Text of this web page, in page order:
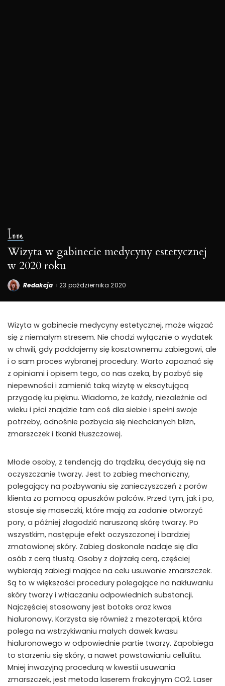
Inne
Wizyta w gabinecie medycyny estetycznej
w 2020 roku
Posted
Redakcja 23 października 2020
Wizyta w gabinecie medycyny estetycznej, może wiązać
się z niemałym stresem. Nie chodzi wyłącznie o wydatek
w chwili, gdy poddajemy się kosztownemu zabiegowi, ale
i o sam proces wybranej procedury. Warto zapoznać się
z opiniami i opisem tego, co nas czeka, by pozbyć się
niepewności i zamienić taką wizytę w ekscytującą
przygodę ku pięknu. Wiadomo, że każdy, niezależnie od
wieku i płci znajdzie tam coś dla siebie i spełni swoje
potrzeby, odnośnie pozbycia się niechcianych blizn,
zmarszczek i tkanki tłuszczowej.
Młode osoby, z tendencją do trądziku, decydują się na
oczyszczanie twarzy. Jest to zabieg mechaniczny,
polegający na pozbywaniu się zanieczyszczeń z porów
klienta za pomocą opuszków palców. Przed tym, jak i po,
stosuje się maseczki, które mają za zadanie otworzyć
pory, a później złagodzić naruszoną skórę twarzy. Po
wszystkim, następuje efekt oczyszczonej i bardziej
zmatowionej skóry. Zabieg doskonale nadaje się dla
osób z cerą tłustą. Osoby z dojrzałą cerą, częściej
wybierają zabiegi mające na celu usuwanie zmarszczek.
Są to w większości procedury polegające na nakłuwaniu
skóry twarzy i wtłaczaniu odpowiednich substancji.
Najczęściej stosowany jest botoks oraz kwas
hialuronowy. Korzysta się również z mezoterapii, która
polega na wstrzykiwaniu małych dawek kwasu
hialuronowego w odpowiednie partie twarzy. Zapobiega
to starzeniu się skóry, a nawet powstawianiu cellulitu.
Mniej inwazyjną procedurą w kwestii usuwania
zmarszczek, jest metoda laserem frakcyjnym CO2. Laser